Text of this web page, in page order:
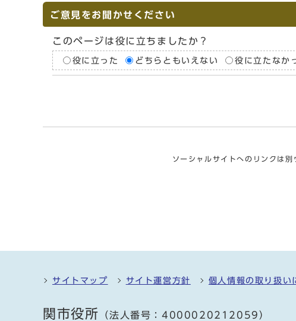
ご意見をお聞かせください
このページは役に立ちましたか？
役に立った どちらともいえない 役に立たなか
ソーシャルサイトへのリンクは別
サイトマップ サイト運営方針 個人情報の取り扱い
関市役所 （法人番号：4000020212059）